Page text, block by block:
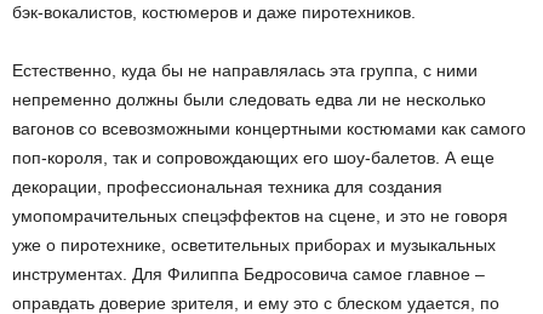
бэк-вокалистов, костюмеров и даже пиротехников.
Естественно, куда бы не направлялась эта группа, с ними
непременно должны были следовать едва ли не несколько
вагонов со всевозможными концертными костюмами как самого
поп-короля, так и сопровождающих его шоу-балетов. А еще
декорации, профессиональная техника для создания
умопомрачительных спецэффектов на сцене, и это не говоря
уже о пиротехнике, осветительных приборах и музыкальных
инструментах. Для Филиппа Бедросовича самое главное –
оправдать доверие зрителя, и ему это с блеском удается, по